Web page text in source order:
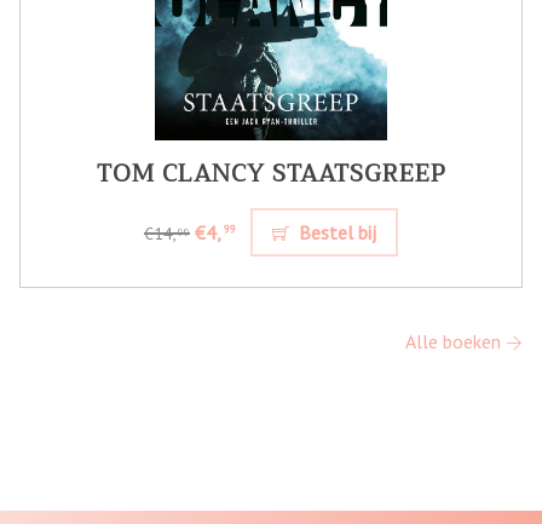
TOM CLANCY STAATSGREEP
€14,99 €4,99 Bestel bij
Alle boeken